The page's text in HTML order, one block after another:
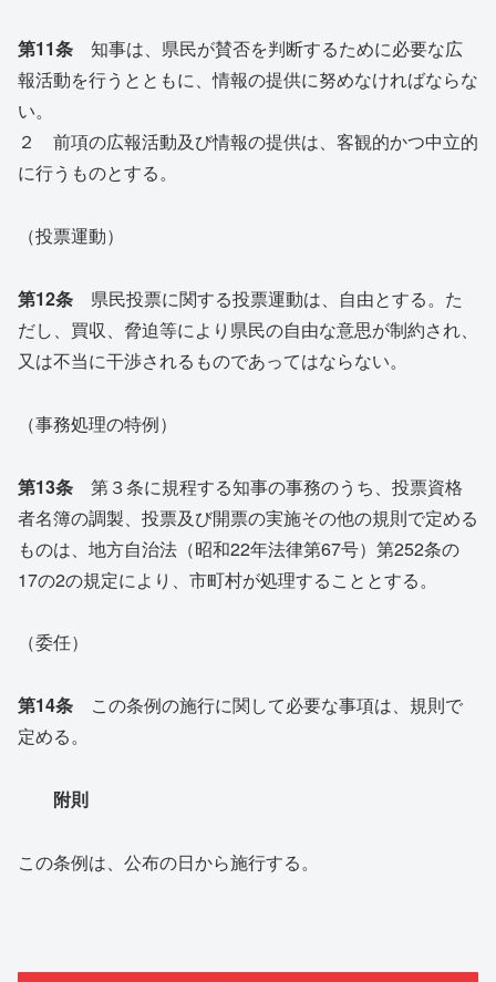
第11条 知事は、県民が賛否を判断するために必要な広
報活動を行うとともに、情報の提供に努めなければならな
い。
２ 前項の広報活動及び情報の提供は、客観的かつ中立的
に行うものとする。
（投票運動）
第12条 県民投票に関する投票運動は、自由とする。た
だし、買収、脅迫等により県民の自由な意思が制約され、
又は不当に干渉されるものであってはならない。
（事務処理の特例）
第13条 第３条に規程する知事の事務のうち、投票資格
者名簿の調製、投票及び開票の実施その他の規則で定める
ものは、地方自治法（昭和22年法律第67号）第252条の
17の2の規定により、市町村が処理することとする。
（委任）
第14条 この条例の施行に関して必要な事項は、規則で
定める。
附則
この条例は、公布の日から施行する。